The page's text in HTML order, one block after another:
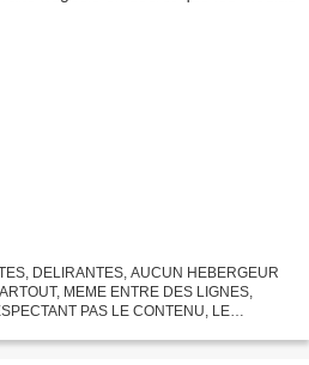
DELIRANTES, AUCUN HEBERGEUR
MEME ENTRE DES LIGNES,
PAS LE CONTENU, LE